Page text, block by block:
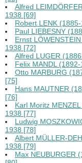
Alfred
1938 [69]
Robert LENK
Paul LIEBESNY
Ernst
1938 [72]
Alfred LUGER
Felix MANDL
Otto MARBURG
[75]
Hans MAUTNER
[76]
Karl Moritz
1938 [77]
Ludwig
1938 [78]
Albert MÜLLER-
1938 [79]
Max NEUBURGER